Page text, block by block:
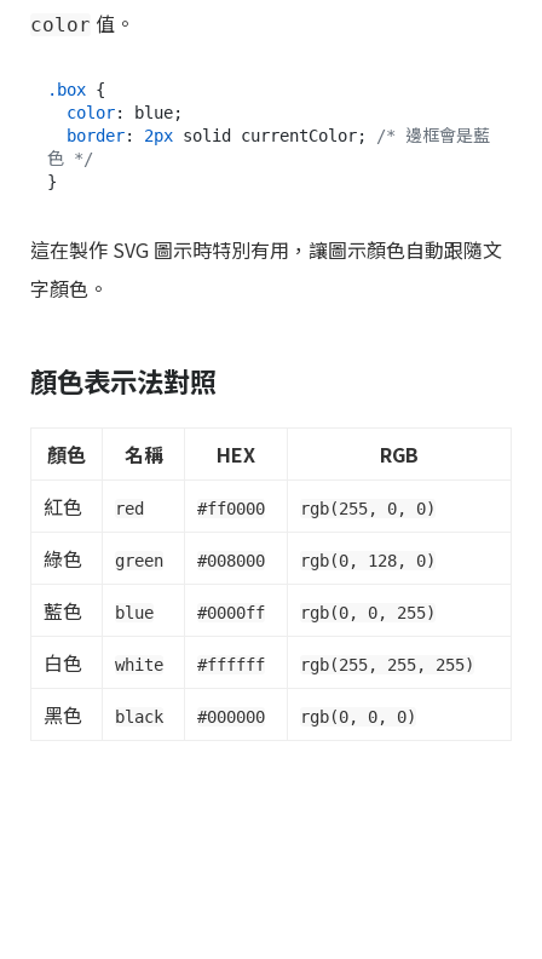
color 值。
.box {
color: blue;
border: 2px solid currentColor;
/* 邊框會是藍
色 */
這在製作 SVG 圖示時特別有用，讓圖示顏色自動跟隨文
字顏色。
顏色表示法對照
顏色 名稱 HEX
RGB
紅色
red #ff0000 rgb(255, 0, 0)
綠色 green #008000 rgb(0, 128, 0)
藍色 blue #0000ff rgb(0, 0, 255)
白色 white #ffffff rgb(255, 255, 255)
黑色 black #000000 rgb(0, 0, 0)